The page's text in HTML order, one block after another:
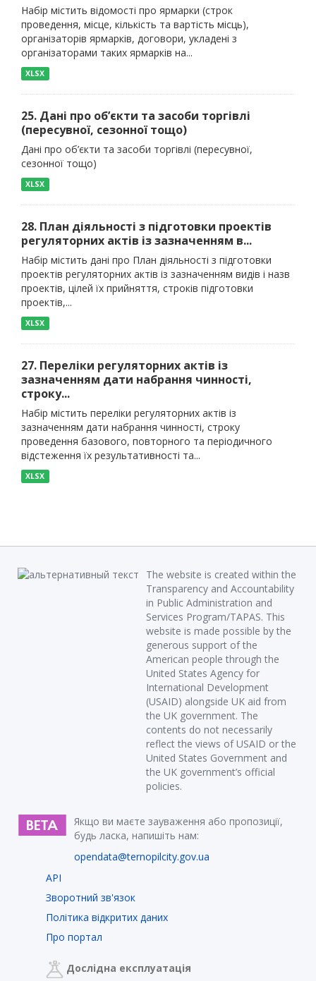
Набір містить відомості про ярмарки (строк
проведення, місце, кількість та вартість місць),
організаторів ярмарків, договори, укладені з
організаторами таких ярмарків на...
XLSX
25. Дані про об’єкти та засоби торгівлі
(пересувної, сезонної тощо)
Дані про об’єкти та засоби торгівлі (пересувної,
сезонної тощо)
XLSX
28. План діяльності з підготовки проектів
регуляторних актів із зазначенням в...
Набір містить дані про План діяльності з підготовки
проектів регуляторних актів із зазначенням видів і назв
проектів, цілей їх прийняття, строків підготовки
проектів,...
XLSX
27. Переліки регуляторних актів із
зазначенням дати набрання чинності,
строку...
Набір містить переліки регуляторних актів із
зазначенням дати набрання чинності, строку
проведення базового, повторного та періодичного
відстеження їх результативності та...
XLSX
The website is created within the
Transparency and Accountability
in Public Administration and
Services Program/TAPAS. This
website is made possible by the
generous support of the
American people through the
United States Agency for
International Development
(USAID) alongside UK aid from
the UK government. The
contents do not necessarily
reflect the views of USAID or the
United States Government and
the UK government’s official
policies.
Якщо ви маєте зауваження або пропозиції,
будь ласка, напишіть нам:
opendata@ternopilcity.gov.ua
API
Зворотний зв'язок
Політика відкритих даних
Про портал
Дослідна експлуатація